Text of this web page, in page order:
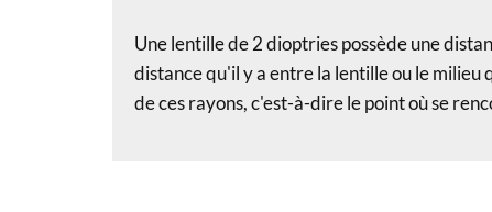
Une lentille de 2 dioptries possède une
distance qu'il y a entre la lentille ou le
de ces rayons, c'est-à-dire le point où se